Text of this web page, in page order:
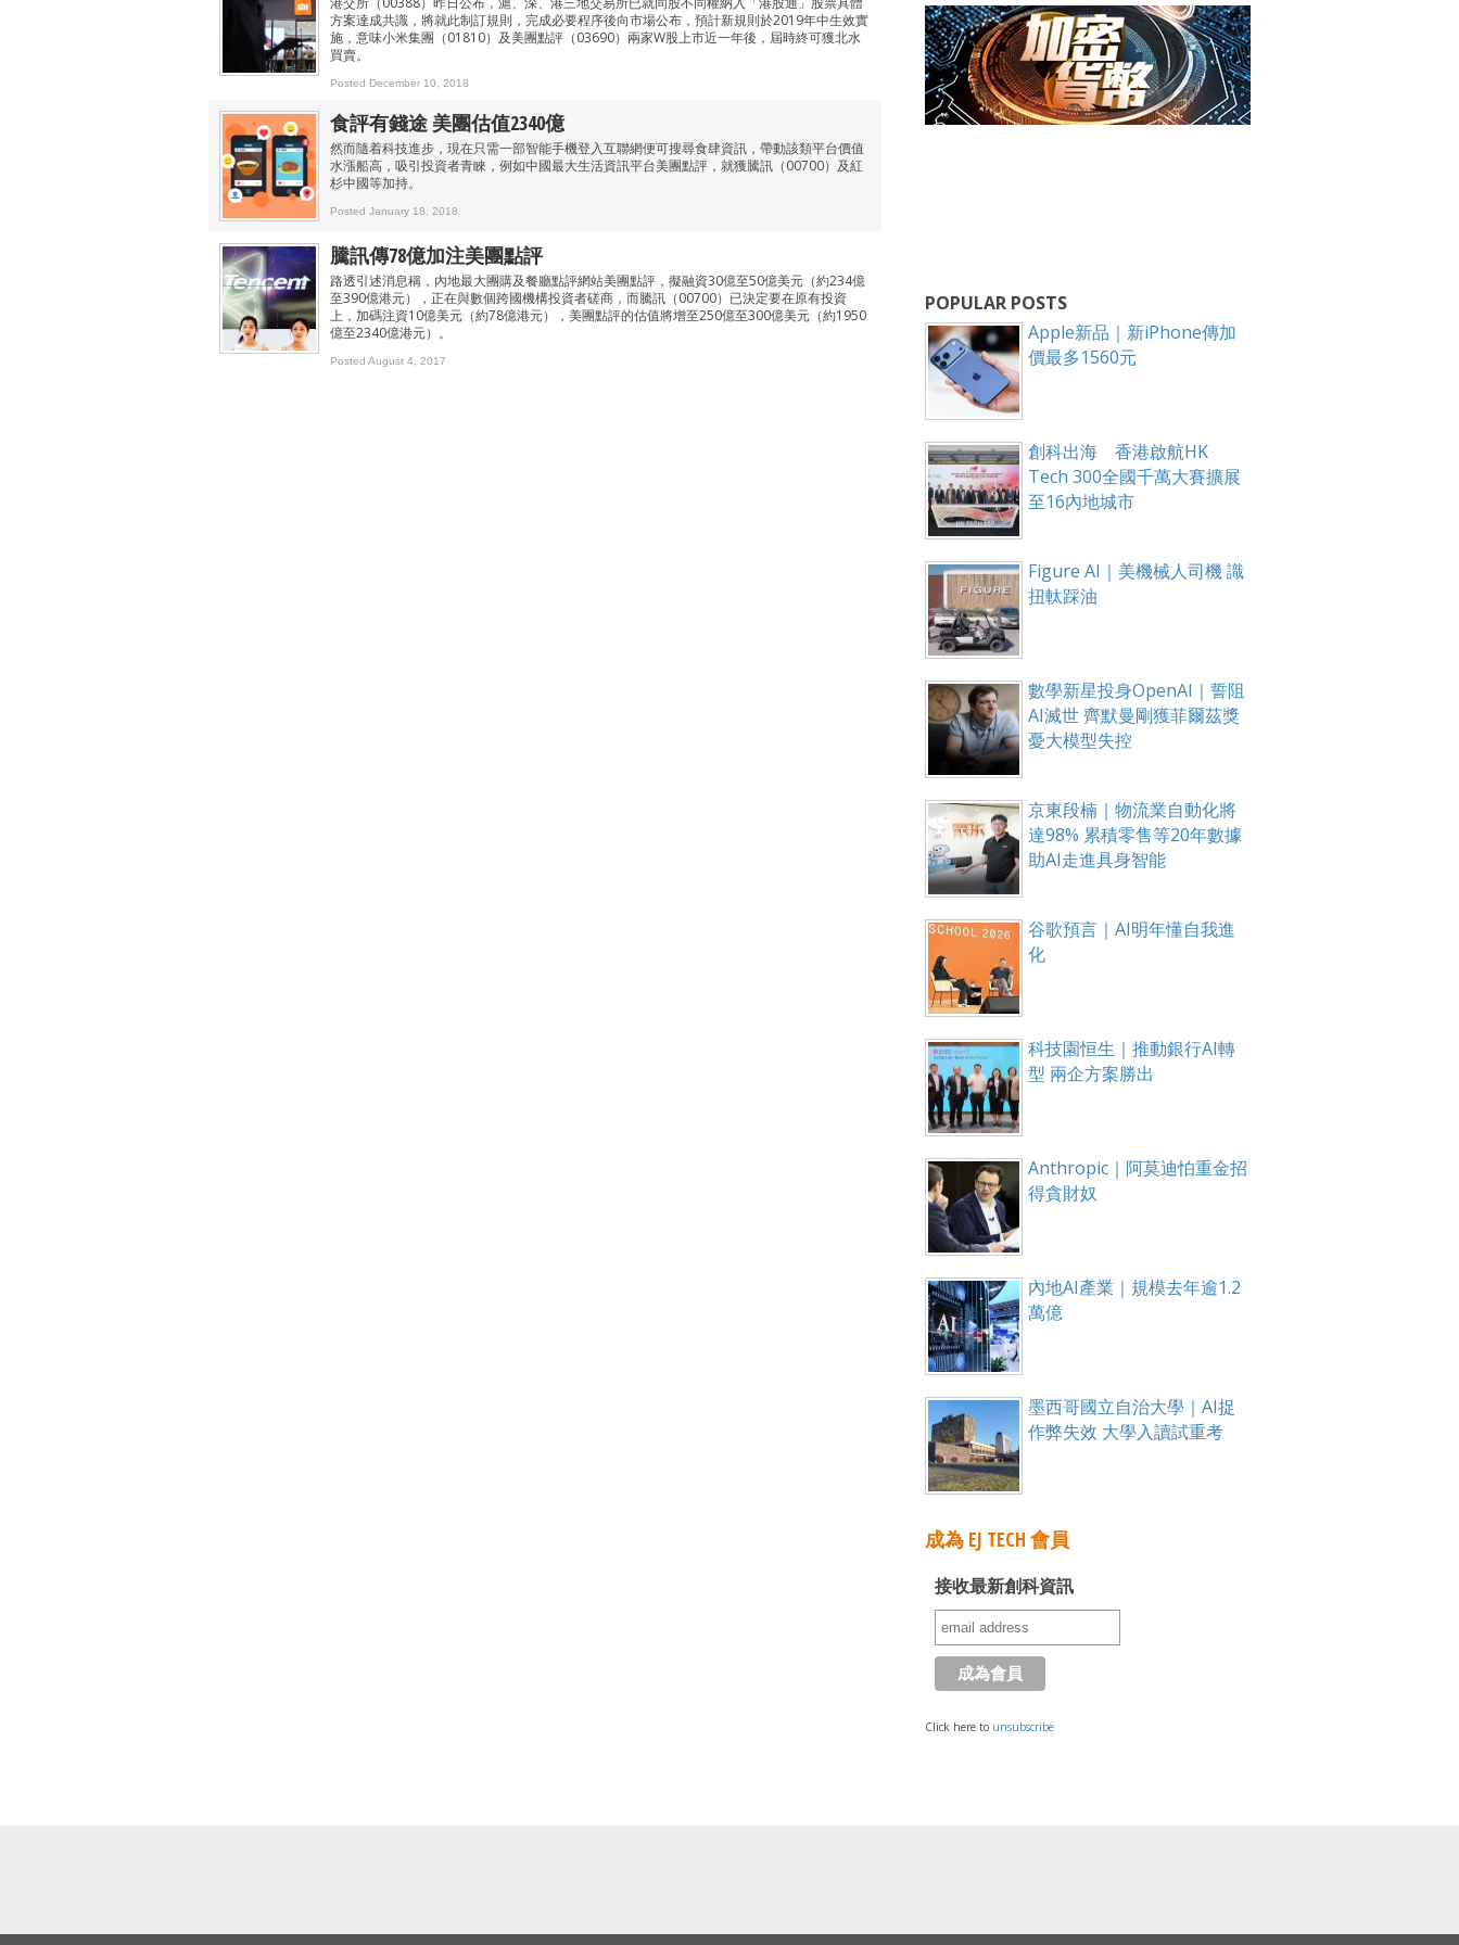
方案達成共識，將就此制訂規則，完成必要程序後向市場公布，預計新規則於2019年中生效實
施，意味小米集團（01810）及美團點評（03690）兩家W股上市近一年後，屆時終可獲北水
買賣。
Posted December 10, 2018
食評有錢途 美團估值2340億
然而隨着科技進步，現在只需一部智能手機登入互聯網便可搜尋食肆資訊，帶動該類平台價值
水漲船高，吸引投資者青睞，例如中國最大生活資訊平台美團點評，就獲騰訊（00700）及紅
杉中國等加持。
Posted January 18, 2018
騰訊傳78億加注美團點評
路透引述消息稱，內地最大團購及餐廳點評網站美團點評，擬融資30億至50億美元（約234億
至390億港元），正在與數個跨國機構投資者磋商，而騰訊（00700）已決定要在原有投資
上，加碼注資10億美元（約78億港元），美團點評的估值將增至250億至300億美元（約1950
億至2340億港元）。
Posted August 4, 2017
POPULAR POSTS
Apple新品｜新iPhone傳加
價最多1560元
創科出海 香港啟航HK
Tech 300全國千萬大賽擴展
至16內地城市
Figure AI｜美機械人司機 識
扭軚踩油
數學新星投身OpenAI｜誓阻
AI滅世 齊默曼剛獲菲爾茲獎
憂大模型失控
京東段楠｜物流業自動化將
達98% 累積零售等20年數據
助AI走進具身智能
谷歌預言｜AI明年懂自我進
化
科技園恒生｜推動銀行AI轉
型 兩企方案勝出
Anthropic｜阿莫迪怕重金招
得貪財奴
內地AI產業｜規模去年逾1.2
萬億
墨西哥國立自治大學｜AI捉
作弊失效 大學入讀試重考
成為 EJ TECH 會員
接收最新創科資訊
Click here to unsubscribe